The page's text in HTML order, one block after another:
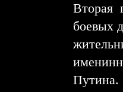
Вторая
боевых
Путина.